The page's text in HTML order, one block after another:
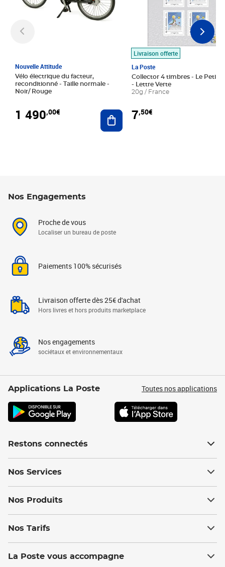
Nouvelle Attitude
Vélo électrique du facteur,
reconditionné - Taille normale -
Noir/ Rouge
1 490,00€ Ajouter au panier
Livraison offerte
La Poste
Collector 4 timbres - Le Petit
- Lettre Verte
20g / France
7,50€
Nos Engagements
Proche de vous
Localiser un bureau de poste
Paiements 100% sécurisés
Livraison offerte dès 25€ d'achat
Hors livres et hors produits marketplace
Nos engagements
sociétaux et environnementaux
Applications La Poste Toutes nos applications
Restons connectés
Nos Services
Nos Produits
Nos Tarifs
La Poste vous accompagne